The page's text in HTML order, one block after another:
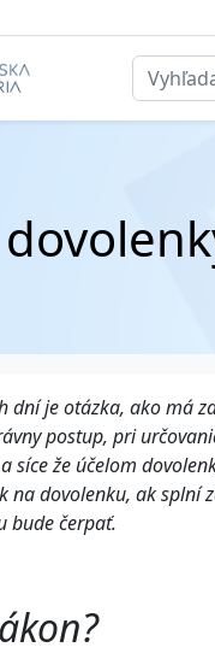
dní je otázka, ako má
postup, pri
síce že účelom
na dovolenku, ak splní
bude čerpať.